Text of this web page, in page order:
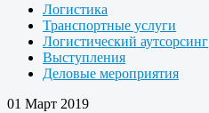
Логистика
Транспортные услуги
Логистический аутсорсинг
Выступления
Деловые мероприятия
01 Март 2019